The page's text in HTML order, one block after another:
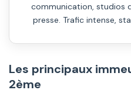
communication, studios
presse. Trafic intense,
Les principaux
2ème